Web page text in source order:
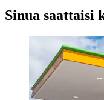
Sinua saattaisi